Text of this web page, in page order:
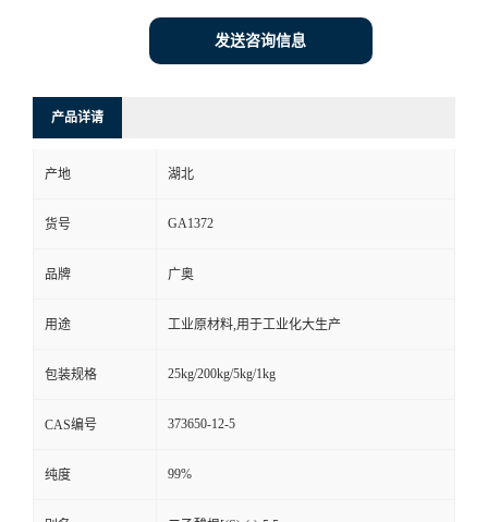
发送咨询信息
产品详请
产地 湖北
货号 GA1372
品牌 广奥
用途 工业原材料,用于工业化大生产
包装规格 25kg/200kg/5kg/1kg
CAS编号 373650-12-5
纯度 99%